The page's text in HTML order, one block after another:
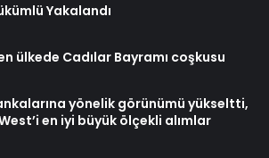
Yakalandı
ülkede Cadılar Bayramı coşkusu
yönelik görünümü yükseltti,
en iyi büyük ölçekli alımlar